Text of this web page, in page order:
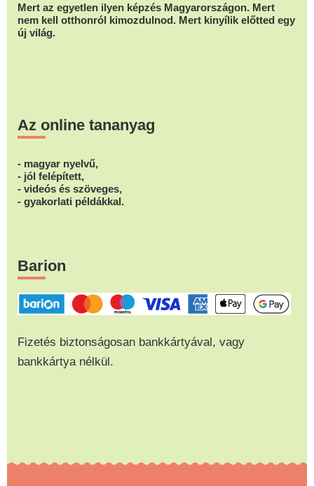
Mert az egyetlen ilyen képzés Magyarországon. Mert
nem kell otthonról kimozdulnod. Mert kinyílik előtted egy
új világ.
Az online tananyag
- magyar nyelvű,
- jól felépített,
- videós és szöveges,
- gyakorlati példákkal.
Barion
Fizetés biztonságosan bankkártyával, vagy
bankkártya nélkül.